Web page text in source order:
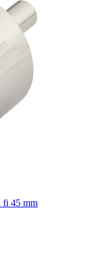
fi 45 mm